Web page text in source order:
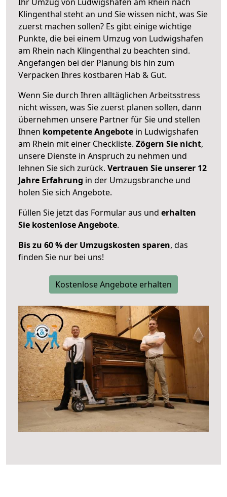
Klingenthal steht an und Sie wissen nicht, was Sie
zuerst machen sollen? Es gibt einige wichtige
Punkte, die bei einem Umzug von Ludwigshafen
am Rhein nach Klingenthal zu beachten sind.
Angefangen bei der Planung bis hin zum
Verpacken Ihres kostbaren Hab & Gut.
Wenn Sie durch Ihren alltäglichen Arbeitsstress
nicht wissen, was Sie zuerst planen sollen, dann
übernehmen unsere Partner für Sie und stellen
Ihnen kompetente Angebote in Ludwigshafen
am Rhein mit einer Checkliste. Zögern Sie nicht,
unsere Dienste in Anspruch zu nehmen und
lehnen Sie sich zurück. Vertrauen Sie unserer 12
Jahre Erfahrung in der Umzugsbranche und
holen Sie sich Angebote.
Füllen Sie jetzt das Formular aus und erhalten
Sie kostenlose Angebote.
Bis zu 60 % der Umzugskosten sparen, das
finden Sie nur bei uns!
Kostenlose Angebote erhalten